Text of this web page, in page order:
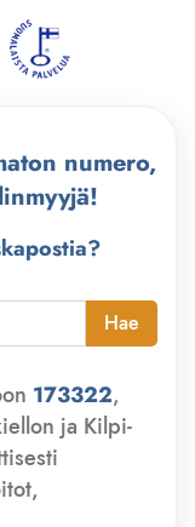
numero,
Hae
173322,
ja Kilpi-